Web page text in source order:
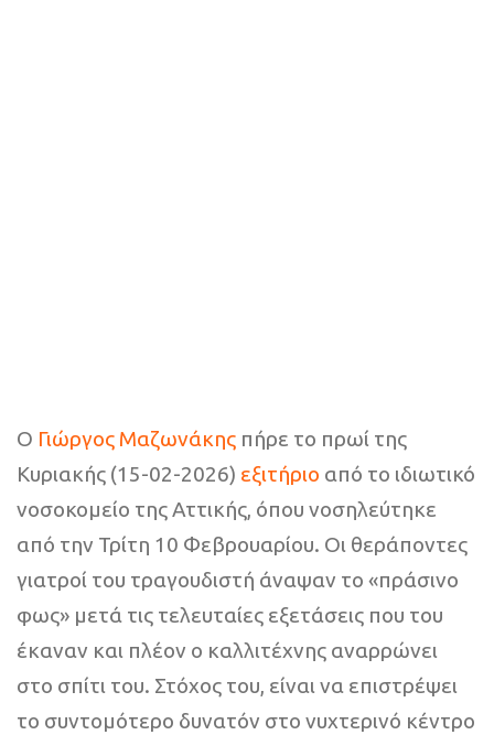
Ο Γιώργος Μαζωνάκης πήρε το πρωί της
Κυριακής (15-02-2026) εξιτήριο από το ιδιωτικό
νοσοκομείο της Αττικής, όπου νοσηλεύτηκε
από την Τρίτη 10 Φεβρουαρίου. Οι θεράποντες
γιατροί του τραγουδιστή άναψαν το «πράσινο
φως» μετά τις τελευταίες εξετάσεις που του
έκαναν και πλέον ο καλλιτέχνης αναρρώνει
στο σπίτι του. Στόχος του, είναι να επιστρέψει
το συντομότερο δυνατόν στο νυχτερινό κέντρο